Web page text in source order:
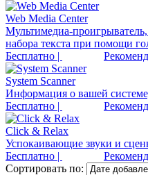
Web Media Center
Мультимедиа-
набора текста при помощи
Бесплатно |
System Scanner
Информация о вашей
Бесплатно |
Click & Relax
Успокаивающие звуки и
Бесплатно |
Сортировать по: